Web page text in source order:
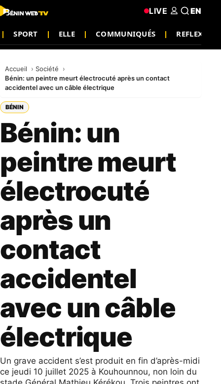
SPORT ELLE COMMUNIQUÉS REFLEXION
LIVE EN
Accueil
Société
Bénin: un peintre meurt électrocuté après un contact
accidentel avec un câble électrique
BÉNIN
Bénin: un
peintre meurt
électrocuté
après un
contact
accidentel
avec un câble
électrique
Un grave accident s’est produit en fin d’après-midi
ce jeudi 10 juillet 2025 à Kouhounnou, non loin du